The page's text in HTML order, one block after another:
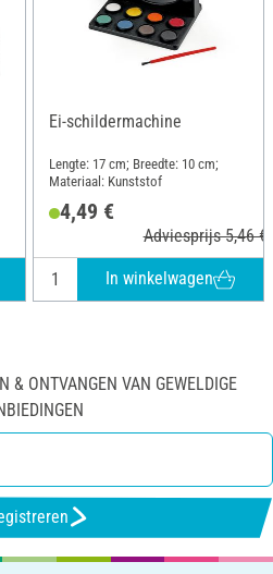
Ei-schildermachine
Lengte: 17 cm; Breedte: 10 cm;
Materiaal: Kunststof
4,49 €
Adviesprijs 5,46 €
In winkelwagen
& ONTVANGEN VAN GEWELDIGE